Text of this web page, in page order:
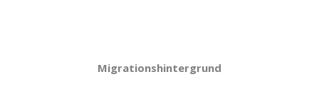
Migrationshintergrund